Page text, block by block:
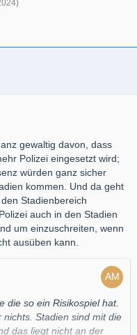
Abend vor dem Spiel.
fans-a-1053019.html
war damals sogar in Köln
machen? Und für
noch Geld verlangen?
)
gewaltig davon, dass
Polizei eingesetzt wird;
würden ganz sicher
kommen. Und da geht
Stadienbereich
auch in den Stadien
um einzuschreiten, wenn
ausüben kann.
die so ein Risikospiel hat.
Stadien sind mit die
das liegt nicht an der